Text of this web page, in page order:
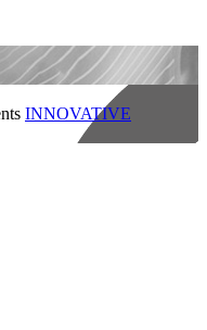
INNOVATIVE